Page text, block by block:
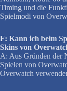
Timing und die
Spielmodi von
F: Kann ich beim
Skins von
A: Aus Gründen der
Spielen von
Overwatch